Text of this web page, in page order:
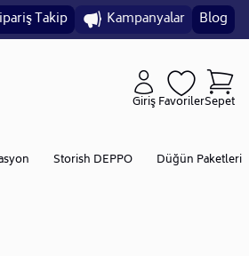
Takip Kampanyalar Blog
GirişFavorilerSepet
Storish DEPPO Düğün Paketleri